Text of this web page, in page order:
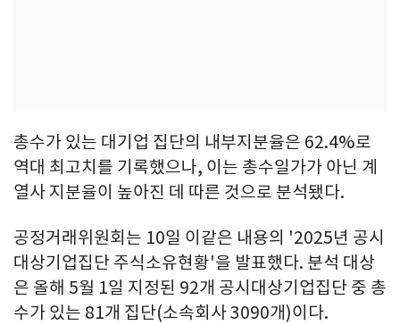
총수가 있는 대기업 집단의 내부지분율은 62.4%로
역대 최고치를 기록했으나, 이는 총수일가가 아닌 계
열사 지분율이 높아진 데 따른 것으로 분석됐다.
공정거래위원회는 10일 이같은 내용의 '2025년 공시
대상기업집단 주식소유현황'을 발표했다. 분석 대상
은 올해 5월 1일 지정된 92개 공시대상기업집단 중 총
수가 있는 81개 집단(소속회사 3090개)이다.